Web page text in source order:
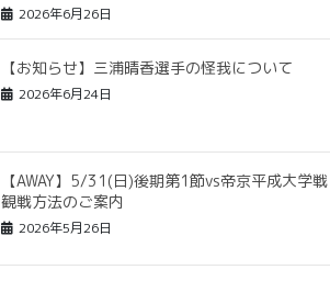
2026年6月26日
【お知らせ】三浦晴香選手の怪我について
2026年6月24日
【AWAY】5/31(日)後期第1節vs帝京平成大学戦
観戦方法のご案内
2026年5月26日